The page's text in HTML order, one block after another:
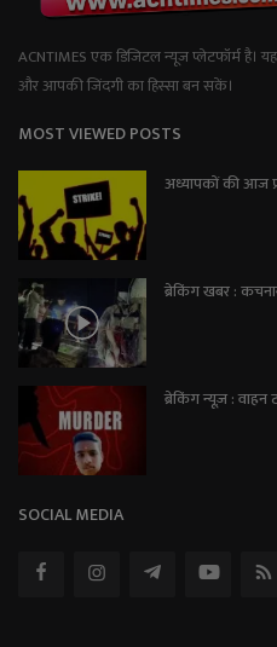
ACNTIMES एक डिजिटल न्यूज प्लेटफॉर्म है।
और आपकी जिंदगी का हिस्सा बन सकें।
MOST VIEWED POSTS
अध्यापकों की आज
ब्रेकिंग खबर :
ब्रेकिंग न्यूज़ :
SOCIAL MEDIA